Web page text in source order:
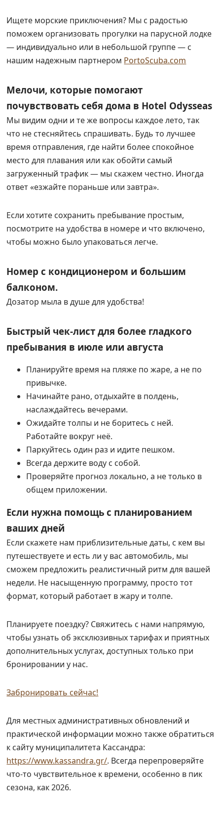
Ищете морские приключения? Мы с радостью
поможем организовать прогулки на парусной лодке
— индивидуально или в небольшой группе — с
нашим надежным партнером PortoScuba.com
Мелочи, которые помогают
почувствовать себя дома в Hotel Odysseas
Мы видим одни и те же вопросы каждое лето, так
что не стесняйтесь спрашивать. Будь то лучшее
время отправления, где найти более спокойное
место для плавания или как обойти самый
загруженный трафик — мы скажем честно. Иногда
ответ «езжайте пораньше или завтра».
Если хотите сохранить пребывание простым,
посмотрите на удобства в номере и что включено,
чтобы можно было упаковаться легче.
Номер с кондиционером и большим
балконом.
Дозатор мыла в душе для удобства!
Быстрый чек-лист для более гладкого
пребывания в июле или августа
Планируйте время на пляже по жаре, а не по
привычке.
Начинайте рано, отдыхайте в полдень,
наслаждайтесь вечерами.
Ожидайте толпы и не боритесь с ней.
Работайте вокруг неё.
Паркуйтесь один раз и идите пешком.
Всегда держите воду с собой.
Проверяйте прогноз локально, а не только в
общем приложении.
Если нужна помощь с планированием
ваших дней
Если скажете нам приблизительные даты, с кем вы
путешествуете и есть ли у вас автомобиль, мы
сможем предложить реалистичный ритм для вашей
недели. Не насыщенную программу, просто тот
формат, который работает в жару и толпе.
Планируете поездку? Свяжитесь с нами напрямую,
чтобы узнать об эксклюзивных тарифах и приятных
дополнительных услугах, доступных только при
бронировании у нас.
Забронировать сейчас!
Для местных административных обновлений и
практической информации можно также обратиться
к сайту муниципалитета Кассандра:
https://www.kassandra.gr/. Всегда перепроверяйте
что-то чувствительное к времени, особенно в пик
сезона, как 2026.